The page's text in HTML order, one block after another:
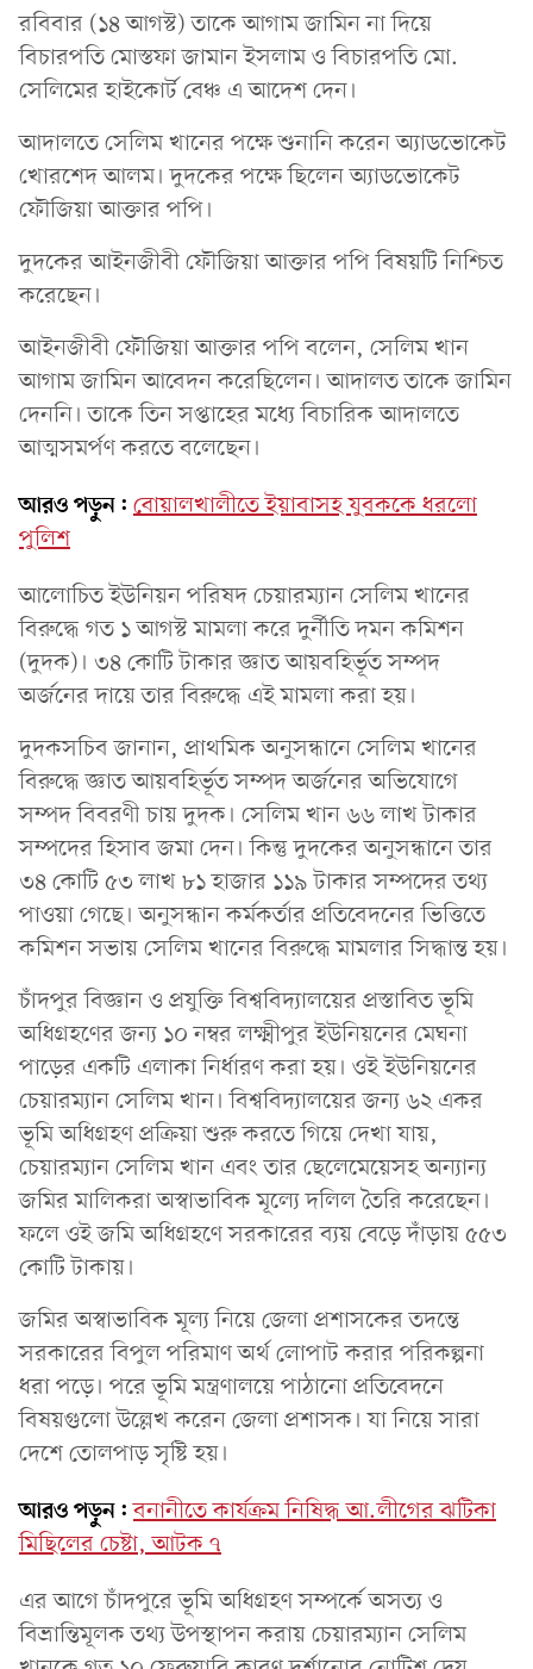
রবিবার (১৪ আগস্ট) তাকে আগাম জামিন না দিয়ে
বিচারপতি মোস্তফা জামান ইসলাম ও বিচারপতি মো.
সেলিমের হাইকোর্ট বেঞ্চ এ আদেশ দেন।
আদালতে সেলিম খানের পক্ষে শুনানি করেন অ্যাডভোকেট
খোরশেদ আলম। দুদকের পক্ষে ছিলেন অ্যাডভোকেট
ফৌজিয়া আক্তার পপি।
দুদকের আইনজীবী ফৌজিয়া আক্তার পপি বিষয়টি নিশ্চিত
করেছেন।
আইনজীবী ফৌজিয়া আক্তার পপি বলেন, সেলিম খান
আগাম জামিন আবেদন করেছিলেন। আদালত তাকে জামিন
দেননি। তাকে তিন সপ্তাহের মধ্যে বিচারিক আদালতে
আত্মসমর্পণ করতে বলেছেন।
আরও পড়ুন: বোয়ালখালীতে ইয়াবাসহ যুবককে ধরলো
পুলিশ
আলোচিত ইউনিয়ন পরিষদ চেয়ারম্যান সেলিম খানের
বিরুদ্ধে গত ১ আগস্ট মামলা করে দুর্নীতি দমন কমিশন
(দুদক)। ৩৪ কোটি টাকার জ্ঞাত আয়বহির্ভূত সম্পদ
অর্জনের দায়ে তার বিরুদ্ধে এই মামলা করা হয়।
দুদকসচিব জানান, প্রাথমিক অনুসন্ধানে সেলিম খানের
বিরুদ্ধে জ্ঞাত আয়বহির্ভূত সম্পদ অর্জনের অভিযোগে
সম্পদ বিবরণী চায় দুদক। সেলিম খান ৬৬ লাখ টাকার
সম্পদের হিসাব জমা দেন। কিন্তু দুদকের অনুসন্ধানে তার
৩৪ কোটি ৫৩ লাখ ৮১ হাজার ১১৯ টাকার সম্পদের তথ্য
পাওয়া গেছে। অনুসন্ধান কর্মকর্তার প্রতিবেদনের ভিত্তিতে
কমিশন সভায় সেলিম খানের বিরুদ্ধে মামলার সিদ্ধান্ত হয়।
চাঁদপুর বিজ্ঞান ও প্রযুক্তি বিশ্ববিদ্যালয়ের প্রস্তাবিত ভূমি
অধিগ্রহণের জন্য ১০ নম্বর লক্ষ্মীপুর ইউনিয়নের মেঘনা
পাড়ের একটি এলাকা নির্ধারণ করা হয়। ওই ইউনিয়নের
চেয়ারম্যান সেলিম খান। বিশ্ববিদ্যালয়ের জন্য ৬২ একর
ভূমি অধিগ্রহণ প্রক্রিয়া শুরু করতে গিয়ে দেখা যায়,
চেয়ারম্যান সেলিম খান এবং তার ছেলেমেয়েসহ অন্যান্য
জমির মালিকরা অস্বাভাবিক মূল্যে দলিল তৈরি করেছেন।
ফলে ওই জমি অধিগ্রহণে সরকারের ব্যয় বেড়ে দাঁড়ায় ৫৫৩
কোটি টাকায়।
জমির অস্বাভাবিক মূল্য নিয়ে জেলা প্রশাসকের তদন্তে
সরকারের বিপুল পরিমাণ অর্থ লোপাট করার পরিকল্পনা
ধরা পড়ে। পরে ভূমি মন্ত্রণালয়ে পাঠানো প্রতিবেদনে
বিষয়গুলো উল্লেখ করেন জেলা প্রশাসক। যা নিয়ে সারা
দেশে তোলপাড় সৃষ্টি হয়।
আরও পড়ুন: বনানীতে কার্যক্রম নিষিদ্ধ আ.লীগের ঝটিকা
মিছিলের চেষ্টা, আটক ৭
এর আগে চাঁদপুরে ভূমি অধিগ্রহণ সম্পর্কে অসত্য ও
বিভ্রান্তিমূলক তথ্য উপস্থাপন করায় চেয়ারম্যান সেলিম